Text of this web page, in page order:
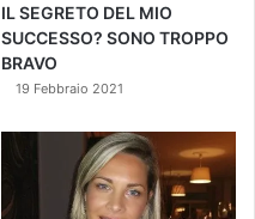
IL SEGRETO DEL MIO
SUCCESSO? SONO TROPPO
BRAVO
19 Febbraio 2021